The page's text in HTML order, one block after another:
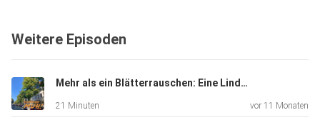
Weitere Episoden
Mehr als ein Blätterrauschen: Eine Linde berichtet
21 Minuten vor 11 Monaten